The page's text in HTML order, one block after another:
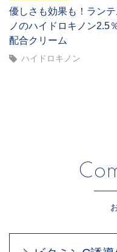
優しさも効果も！ラン
ノのハイドロキノン2.5
配合クリーム
ハイドロキノン